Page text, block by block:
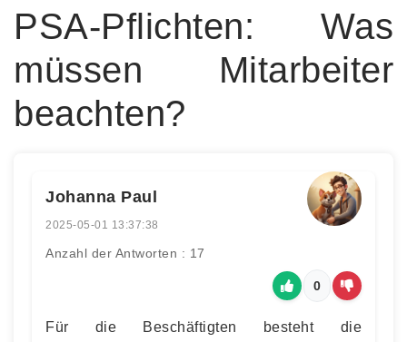
PSA-Pflichten: Was
müssen Mitarbeiter
beachten?
Johanna Paul
2025-05-01 13:37:38
Anzahl der Antworten : 17
0
Für die Beschäftigten besteht die